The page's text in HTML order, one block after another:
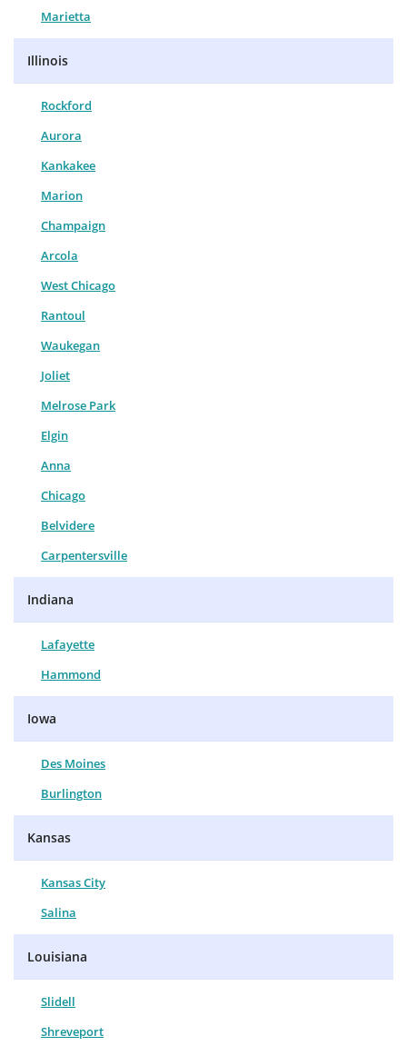
Marietta
Illinois
Rockford
Aurora
Kankakee
Marion
Champaign
Arcola
West Chicago
Rantoul
Waukegan
Joliet
Melrose Park
Elgin
Anna
Chicago
Belvidere
Carpentersville
Indiana
Lafayette
Hammond
Iowa
Des Moines
Burlington
Kansas
Kansas City
Salina
Louisiana
Slidell
Shreveport